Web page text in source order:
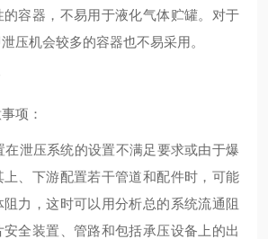
的容器，不易用于液化气体贮罐。对于
压机会较多的容器也不易采用。
项：
泄压系统的设置不满足要求或由于爆
、下游配置若干管道和配件时，可能
力，这时可以用分析总的系统流通阻
全装置、管路和包括承压设备上的出